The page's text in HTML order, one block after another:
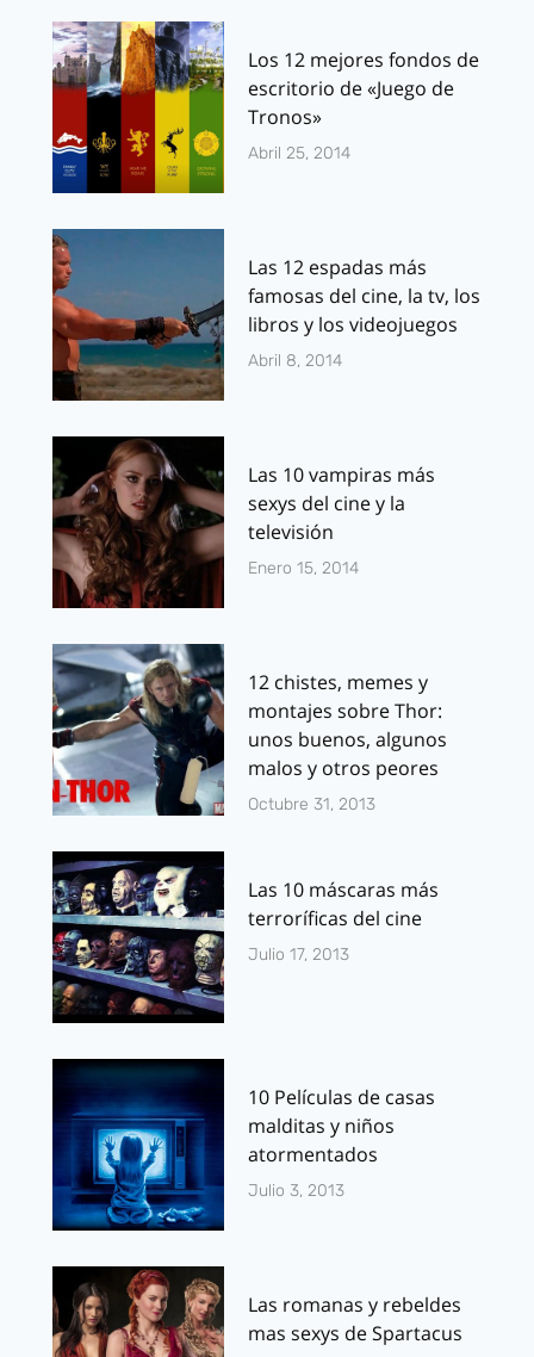
Los 12 mejores fondos de
escritorio de «Juego de
Tronos»
Abril 25, 2014
Las 12 espadas más
famosas del cine, la tv, los
libros y los videojuegos
Abril 8, 2014
Las 10 vampiras más
sexys del cine y la
televisión
Enero 15, 2014
12 chistes, memes y
montajes sobre Thor:
unos buenos, algunos
malos y otros peores
Octubre 31, 2013
Las 10 máscaras más
terroríficas del cine
Julio 17, 2013
10 Películas de casas
malditas y niños
atormentados
Julio 3, 2013
Las romanas y rebeldes
mas sexys de Spartacus